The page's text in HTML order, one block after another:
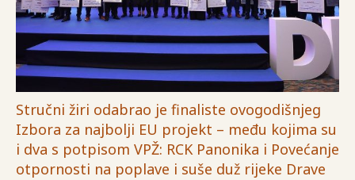
Stručni žiri odabrao je finaliste ovogodišnjeg
Izbora za najbolji EU projekt – među kojima su
i dva s potpisom VPŽ: RCK Panonika i Povećanje
otpornosti na poplave i suše duž rijeke Drave